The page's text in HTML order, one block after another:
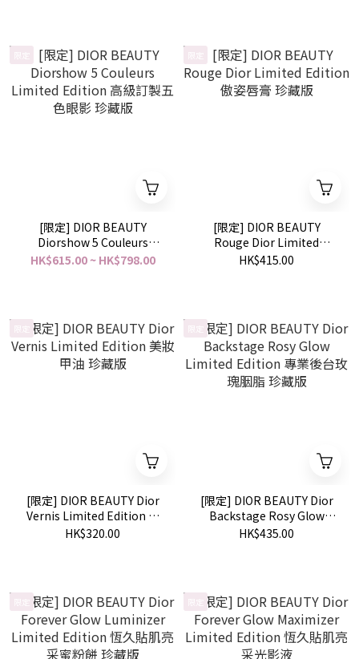
[限定] DIOR BEAUTY
Diorshow 5 Couleurs
Limited Edition 高級訂製五
HK$615.00 ~ HK$798.00
[限定] DIOR BEAUTY
Rouge Dior Limited
Edition 傲姿唇膏 珍藏版
HK$415.00
[限定] DIOR BEAUTY Dior
Vernis Limited Edition 美
妝甲油 珍藏版
HK$320.00
[限定] DIOR BEAUTY Dior
Backstage Rosy Glow
Limited Edition 專業後台玫
HK$435.00